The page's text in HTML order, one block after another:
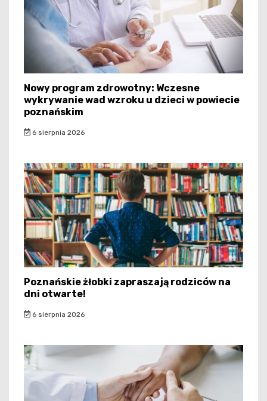
Nowy program zdrowotny: Wczesne
wykrywanie wad wzroku u dzieci w powiecie
poznańskim
6 sierpnia 2026
Poznańskie żłobki zapraszają rodziców na
dni otwarte!
6 sierpnia 2026